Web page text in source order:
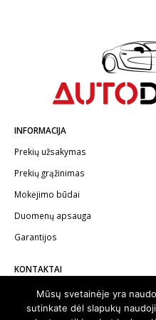
INFORMACIJA
Prekių užsakymas
Prekių grąžinimas
Mokėjimo būdai
Duomenų apsauga
Garantijos
KONTAKTAI
Telefonas:+370 602 62622
El.paštas: info@autodalykai.lt
Mūsų svetainėje yra
sutinkate dėl slapukų